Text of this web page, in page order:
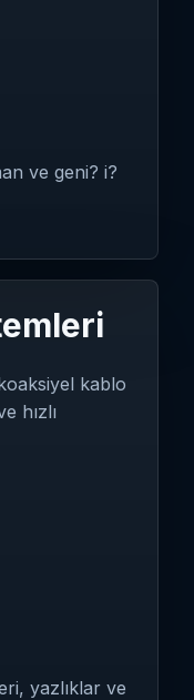
ve geni? i?
kablo
hızlı
yazlıklar ve